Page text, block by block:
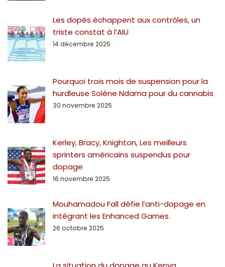
Les dopés échappent aux contrôles, un
triste constat à l’AIU
14 décembre 2025
Pourquoi trois mois de suspension pour la
hurdleuse Solène Ndama pour du cannabis
30 novembre 2025
Kerley, Bracy, Knighton, Les meilleurs
sprinters américains suspendus pour
dopage
16 novembre 2025
Mouhamadou Fall défie l’anti-dopage en
intégrant les Enhanced Games.
26 octobre 2025